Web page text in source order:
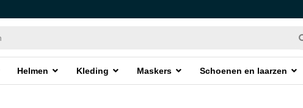
Helmen Kleding Maskers Schoenen en laarzen